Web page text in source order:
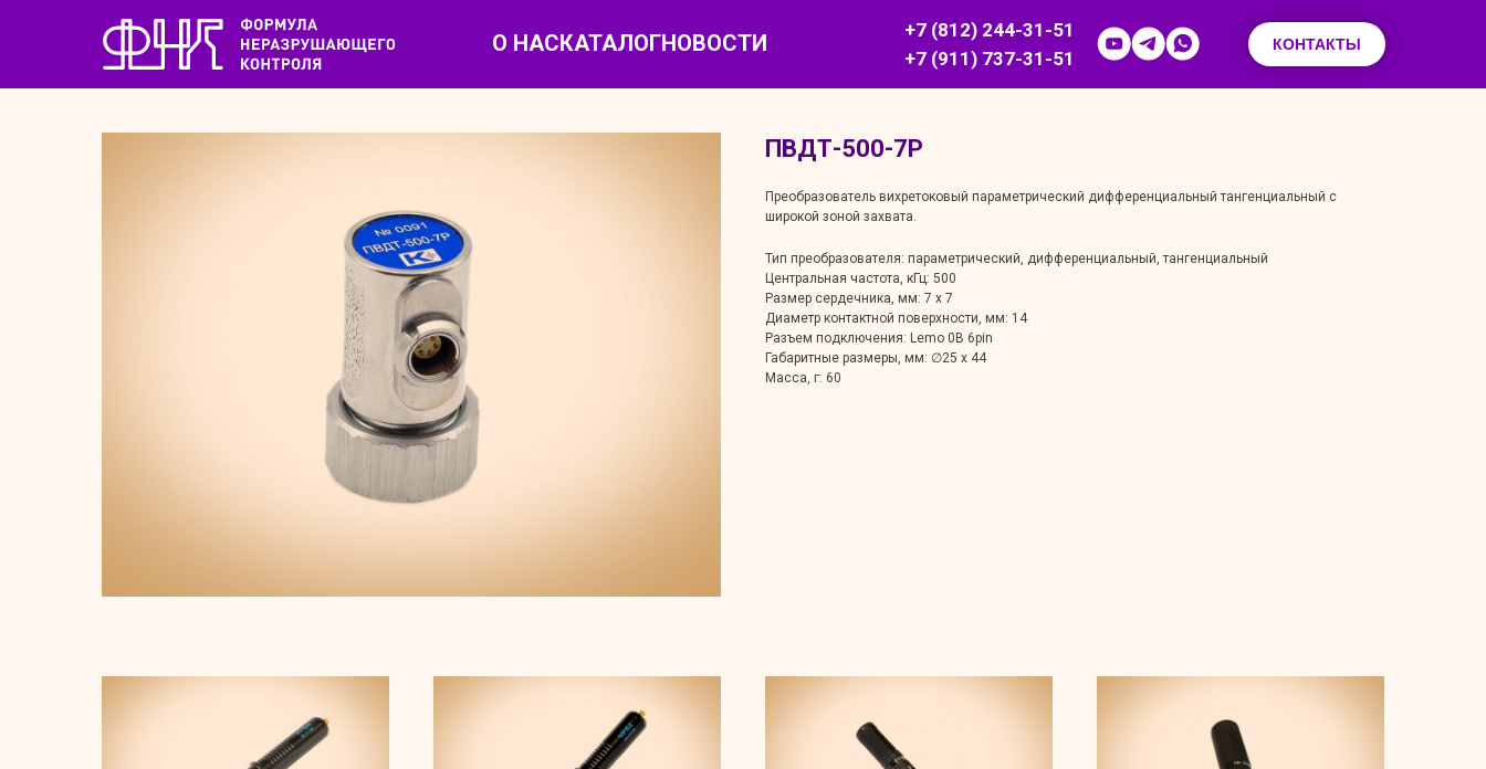
О НАСКАТАЛОГНОВОСТИ КОНТАКТЫ
+7 (812) 244-31-51
+7 (911) 737-31-51
ПВДТ-500-7Р
Преобразователь вихретоковый параметрический дифференциальный тангенциальный с
широкой зоной захвата.
Тип преобразователя: параметрический, дифференциальный, тангенциальный
Центральная частота, кГц: 500
Размер сердечника, мм: 7 х 7
Диаметр контактной поверхности, мм: 14
Разъем подключения: Lemo 0B 6pin
Габаритные размеры, мм: ∅25 x 44
Масса, г: 60